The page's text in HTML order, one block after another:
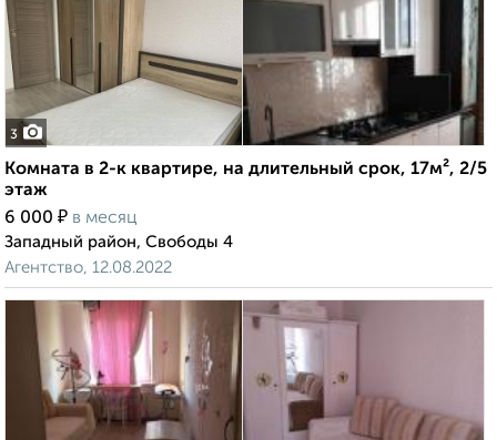
3
Комната в 2-к квартире, на длительный срок, 17м², 2/5
этаж
6 000 ₽ в месяц
Западный район, Свободы 4
Агентство, 12.08.2022